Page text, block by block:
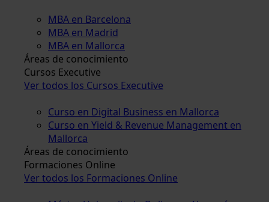
MBA en Barcelona
MBA en Madrid
MBA en Mallorca
Áreas de conocimiento
Cursos Executive
Ver todos los Cursos Executive
Curso en Digital Business en Mallorca
Curso en Yield & Revenue Management en
Mallorca
Áreas de conocimiento
Formaciones Online
Ver todos los Formaciones Online